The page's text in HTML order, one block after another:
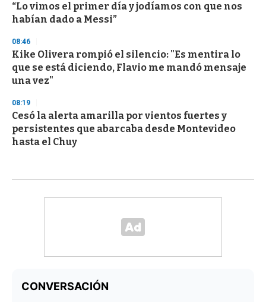
“Lo vimos el primer día y jodíamos con que nos
habían dado a Messi”
08:46
Kike Olivera rompió el silencio: "Es mentira lo
que se está diciendo, Flavio me mandó mensaje
una vez"
08:19
Cesó la alerta amarilla por vientos fuertes y
persistentes que abarcaba desde Montevideo
hasta el Chuy